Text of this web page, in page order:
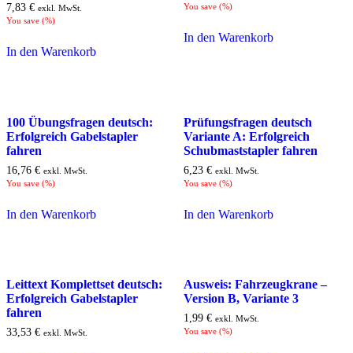
7,83 € exkl. MwSt.
You save (%)
In den Warenkorb
You save (%)
In den Warenkorb
100 Übungsfragen deutsch:
Erfolgreich Gabelstapler
fahren
16,76 € exkl. MwSt.
You save (%)
In den Warenkorb
Prüfungsfragen deutsch
Variante A: Erfolgreich
Schubmaststapler fahren
6,23 € exkl. MwSt.
You save (%)
In den Warenkorb
Leittext Komplettset deutsch:
Erfolgreich Gabelstapler
fahren
33,53 € exkl. MwSt.
Ausweis: Fahrzeugkrane –
Version B, Variante 3
1,99 € exkl. MwSt.
You save (%)